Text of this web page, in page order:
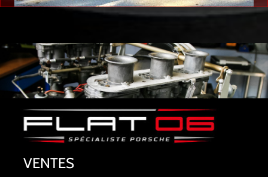
VENTES